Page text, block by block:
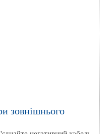
зовнішнього